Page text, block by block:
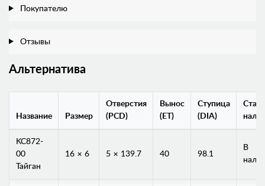
Покупателю
Отзывы
Альтернатива
Название Размер
Отверстия
(PCD)
Вынос
(ET)
Ступица
(DIA)
KC872-
00
Тайган
16 × 6 5 × 139.7 40 98.1
В